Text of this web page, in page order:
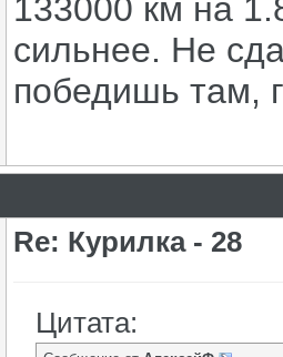
133000 км на
сильнее. Не
победишь там,
Re: Курилка - 28
Цитата: